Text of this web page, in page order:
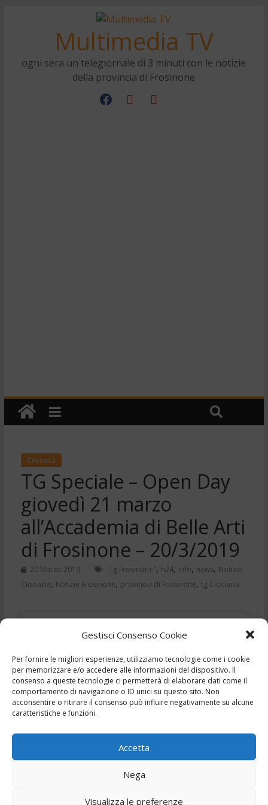
Gestisci Consenso Cookie
Per fornire le migliori esperienze, utilizziamo tecnologie come i cookie
per memorizzare e/o accedere alle informazioni del dispositivo. Il
consenso a queste tecnologie ci permetterà di elaborare dati come il
comportamento di navigazione o ID unici su questo sito. Non
acconsentire o ritirare il consenso può influire negativamente su alcune
caratteristiche e funzioni.
Accetta
Nega
Visualizza le preferenze
Multimedia TV
ogni sera un telegiornale di 3 minuti con le notizie
della provincia di Frosinone
Cronaca
TG Speciale – Open Day
giovedì 21 marzo
all’Accademia di Belle Arti
di Frosinone – 20/3/2019
20 Marzo 2019 "Tg Frosinone", h24, info, news, Notizie
Ciociaria, Notizie Frosinone, provincia di Frosinone, tg Ciociaria
Fai clic per accettare i cookie marketing e
abilitare questo contenuto